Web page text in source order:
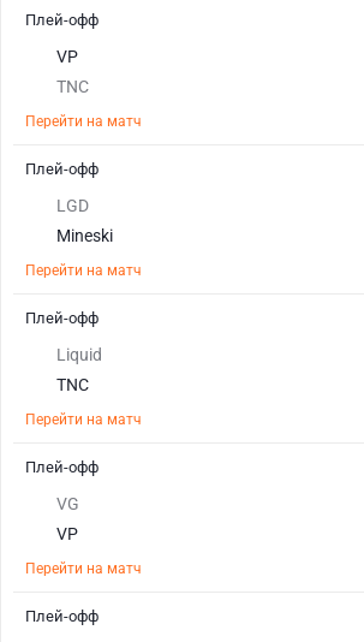
VP
TNC
Перейти на матч
Плей-офф
LGD
Mineski
Перейти на матч
Плей-офф
Liquid
TNC
Перейти на матч
Плей-офф
VG
VP
Перейти на матч
Плей-офф
Плей-офф